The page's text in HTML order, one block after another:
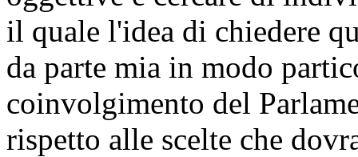
il quale l'idea di chiedere
da parte mia in modo
coinvolgimento del
rispetto alle scelte che